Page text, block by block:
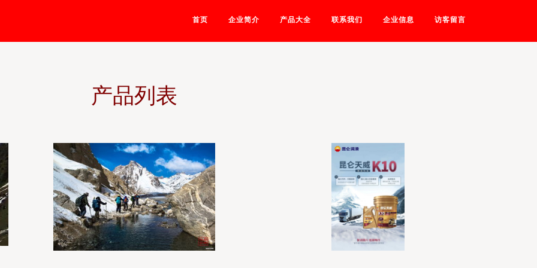
首页 企业简介 产品大全 联系我们 企业信息 访客留言
产品列表